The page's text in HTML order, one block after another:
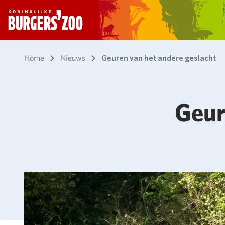
- Homepagina
Home Nieuws Geuren van het andere geslacht